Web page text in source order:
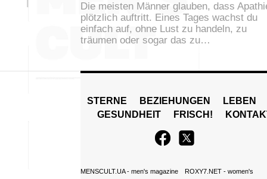
Die meisten Männer glauben, dass
plötzlich auftritt. Eines Tages wachst du
einfach auf, ohne Lust zu handeln, zu
träumen oder sogar das zu…
STERNE BEZIEHUNGEN
LEBEN
GESUNDHEIT
FRISCH!
MENSCULT.UA- men's magazine
ROXY7.NET- women's